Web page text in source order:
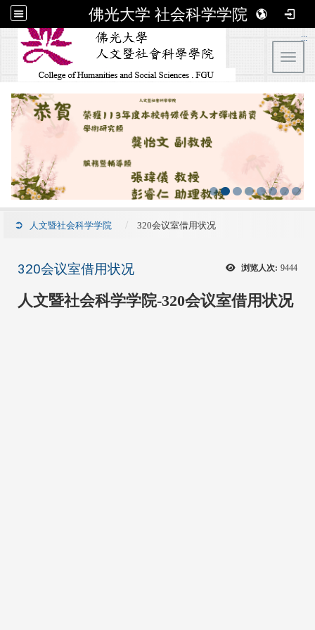
佛光大学 社会科学学院
:::
人文暨社会科学学院 320会议室借用状况
浏览人次: 9444
320会议室借用状况
人文暨社会科学学院-320会议室借用状况